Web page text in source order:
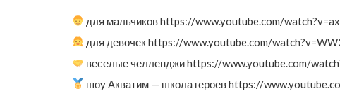
для мальчиков https://www.youtube.com/
для девочек https://www.youtube.com/
веселые челленджи https://www.youtube.com/
шоу Акватим — школа героев https://